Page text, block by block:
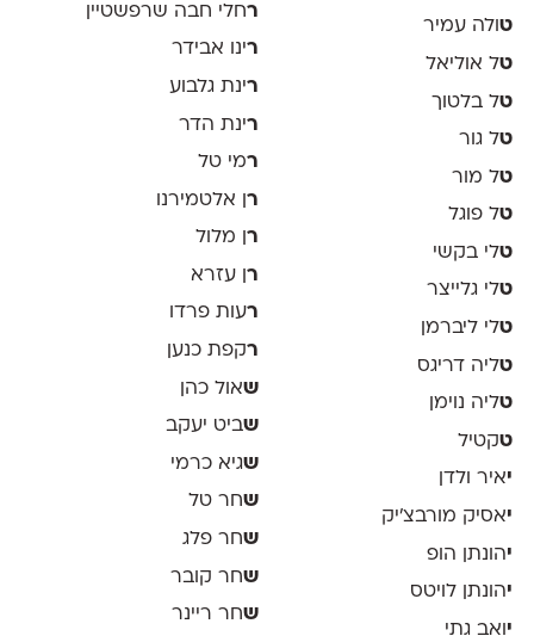
טולה עמיר
טל אוליאל
טל בלטוך
טל גור
טל מור
טל פוגל
טלי בקשי
טלי גלייצר
טלי ליברמן
טליה דריגס
טליה נוימן
טקטיל
יאיר ולדן
יאסיק מורבצ'יק
יהונתן הופ
יהונתן לויטס
י ואב גתי
רחלי חבה שרפשטיין
רינו אבידר
רינת גלבוע
רינת הדר
רמי טל
ר ן אלטמירנו
ר ן מלול
ר ן עזרא
רעות פרדו
רקפת כנען
שאול כהן
שביט יעקב
שגיא כרמי
שחר טל
שחר פלג
שחר קובר
שחר ריינר